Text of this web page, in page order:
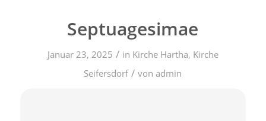
Septuagesimae
Januar 23, 2025 / in Kirche Hartha, Kirche
Seifersdorf / vonadmin